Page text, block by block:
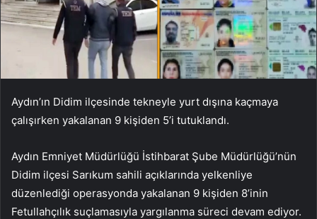
Aydın’ın Didim ilçesinde tekneyle yurt dışına kaçmaya
çalışırken yakalanan 9 kişiden 5’i tutuklandı.
Aydın Emniyet Müdürlüğü İstihbarat Şube Müdürlüğü’nün
Didim ilçesi Sarıkum sahili açıklarında yelkenliye
düzenlediği operasyonda yakalanan 9 kişiden 8’inin
Fetullahçılık suçlamasıyla yargılanma süreci devam ediyor.